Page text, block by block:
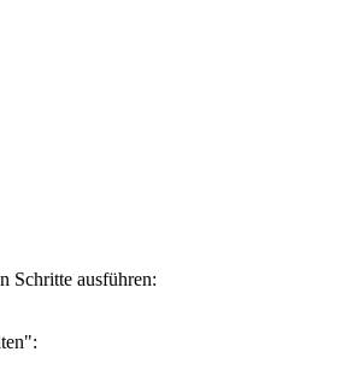
Schritte ausführen: